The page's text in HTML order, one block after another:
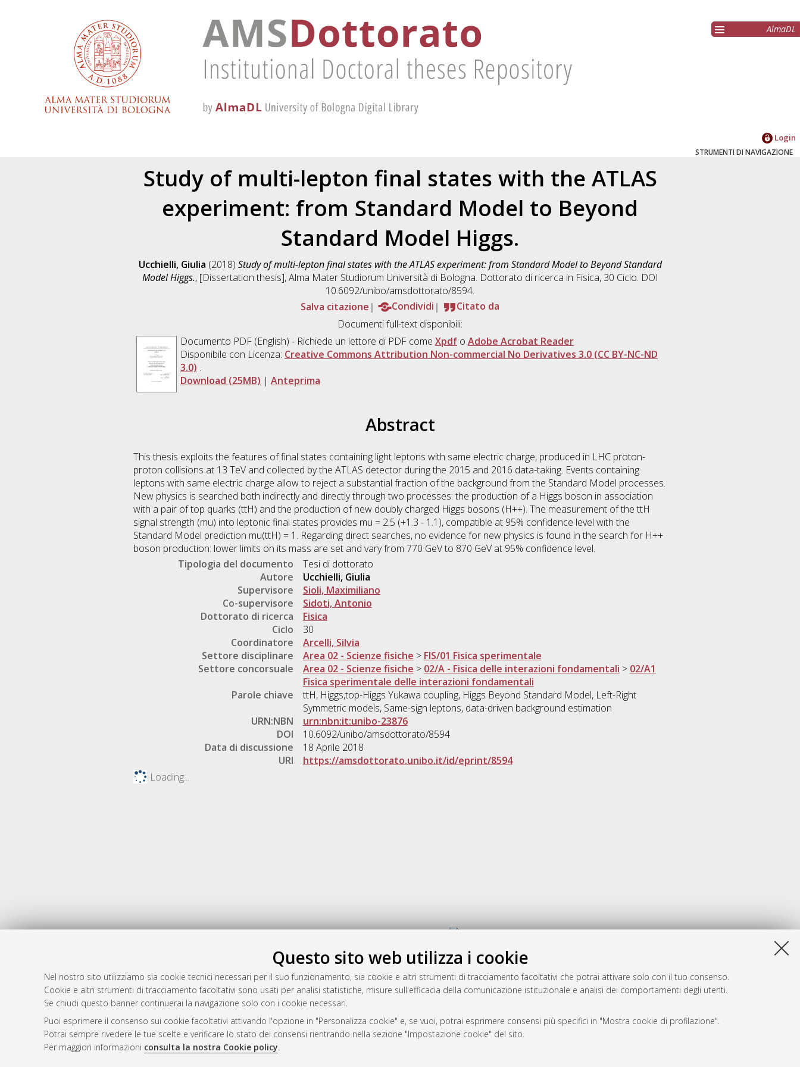
Questo sito web utilizza i cookie
Nel nostro sito utilizziamo sia cookie tecnici necessari per il suo funzionamento, sia cookie e altri strumenti di tracciamento facoltativi che potrai attivare solo con il tuo consenso.
Cookie e altri strumenti di tracciamento facoltativi sono usati per analisi statistiche, misure sull'efficacia della comunicazione istituzionale e analisi dei comportamenti degli utenti.
Se chiudi questo banner continuerai la navigazione solo con i cookie necessari.
Puoi esprimere il consenso sui cookie facoltativi attivando l'opzione in "Personalizza cookie" e, se vuoi, potrai esprimere consensi più specifici in "Mostra cookie di profilazione".
Potrai sempre rivedere le tue scelte e verificare lo stato dei consensi rientrando nella sezione "Impostazione cookie" del sito.
Per maggiori informazioni consulta la nostra Cookie policy.
AlmaDL
Login
STRUMENTI DI NAVIGAZIONE
Study of multi-lepton final states with the ATLAS
experiment: from Standard Model to Beyond
Standard Model Higgs.
Ucchielli, Giulia (2018) Study of multi-lepton final states with the ATLAS experiment: from Standard Model to Beyond Standard
Model Higgs., [Dissertation thesis], Alma Mater Studiorum Università di Bologna. Dottorato di ricerca in Fisica, 30 Ciclo. DOI
10.6092/unibo/amsdottorato/8594.
Salva citazione
Condividi
Citato da
Documenti full-text disponibili:
Documento PDF (English) - Richiede un lettore di PDF come Xpdf o Adobe Acrobat Reader
Disponibile con Licenza: Creative Commons Attribution Non-commercial No Derivatives 3.0 (CC BY-NC-ND
3.0) .
Download (25MB) | Anteprima
Abstract
This thesis exploits the features of final states containing light leptons with same electric charge, produced in LHC proton-
proton collisions at 13 TeV and collected by the ATLAS detector during the 2015 and 2016 data-taking. Events containing
leptons with same electric charge allow to reject a substantial fraction of the background from the Standard Model processes.
New physics is searched both indirectly and directly through two processes: the production of a Higgs boson in association
with a pair of top quarks (ttH) and the production of new doubly charged Higgs bosons (H++). The measurement of the ttH
signal strength (mu) into leptonic final states provides mu = 2.5 (+1.3 - 1.1), compatible at 95% confidence level with the
Standard Model prediction mu(ttH) = 1. Regarding direct searches, no evidence for new physics is found in the search for H++
boson production: lower limits on its mass are set and vary from 770 GeV to 870 GeV at 95% confidence level.
Tipologia del documento
Tesi di dottorato
Autore
Ucchielli, Giulia
Supervisore
Sioli, Maximiliano
Co-supervisore
Sidoti, Antonio
Dottorato di ricerca
Fisica
Ciclo
30
Coordinatore
Arcelli, Silvia
Settore disciplinare
Area 02 - Scienze fisiche > FIS/01 Fisica sperimentale
Settore concorsuale
Area 02 - Scienze fisiche > 02/A - Fisica delle interazioni fondamentali > 02/A1
Fisica sperimentale delle interazioni fondamentali
Parole chiave
ttH, Higgs,top-Higgs Yukawa coupling, Higgs Beyond Standard Model, Left-Right
Symmetric models, Same-sign leptons, data-driven background estimation
URN:NBN
urn:nbn:it:unibo-23876
DOI
10.6092/unibo/amsdottorato/8594
Data di discussione
18 Aprile 2018
URI
https://amsdottorato.unibo.it/id/eprint/8594
Loading...
Atom
Rss 1.0
Rss 2.0
AMS Dottorato
ISSN: 2038-7946
Servizio implementato e gestito da
Impostazioni Cookie
Informativa sulla privacy
Condizioni d’uso del sito